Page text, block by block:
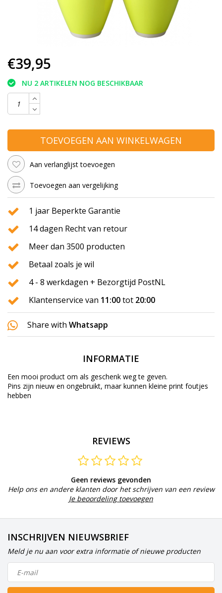
€39,95
NU 2 ARTIKELEN NOG BESCHIKBAAR
TOEVOEGEN AAN WINKELWAGEN
Aan verlanglijst toevoegen
Toevoegen aan vergelijking
1 jaar Beperkte Garantie
14 dagen Recht van retour
Meer dan 3500 producten
Betaal zoals je wil
4 - 8 werkdagen + Bezorgtijd PostNL
Klantenservice van 11:00tot 20:00
Share with Whatsapp
INFORMATIE
Een mooi product om als geschenk weg te geven.
Pins zijn nieuw en ongebruikt, maar kunnen kleine print foutjes
hebben
REVIEWS
Geen reviews gevonden
Help ons en andere klanten door het schrijven van een review
Je beoordeling toevoegen
INSCHRIJVEN NIEUWSBRIEF
Meld je nu aan voor extra informatie of nieuwe producten